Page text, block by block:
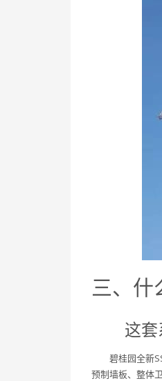
三、什
这套
碧桂园全新
预制墙板、整体